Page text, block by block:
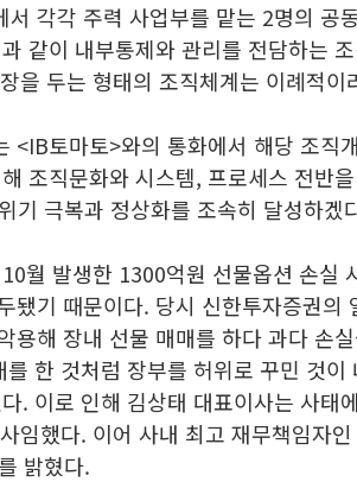
서 각각 주력 사업부를 맡는 2명의 공
같이 내부통제와 관리를 전담하는
을 두는 형태의 조직체계는 이례적이
<IB토마토>와의 통화에서 해당 조직
조직문화와 시스템, 프로세스 전반
기 극복과 정상화를 조속히 달성하겠
월 발생한 1300억원 선물옵션 손실
됐기 때문이다. 당시 신한투자증권의
용해 장내 선물 매매를 하다 과다 손
한 것처럼 장부를 허위로 꾸민 것이
. 이로 인해 김상태 대표이사는 사태
임했다. 이어 사내 최고 재무책임자
밝혔다.